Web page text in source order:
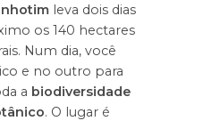
leva dois dias
os 140 hectares
Num dia, você
e no outro para
a biodiversidade
. O lugar é